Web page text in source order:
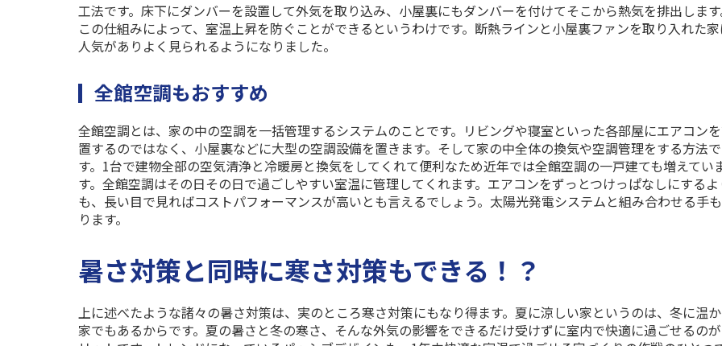
工法です。床下にダンバーを設置して外気を取り込み、小屋裏にもダンバーを付けてそこから熱気を排出します
この仕組みによって、室温上昇を防ぐことができるというわけです。断熱ラインと小屋裏ファンを取り入れた
人気がありよく見られるようになりました。
全館空調もおすすめ
全館空調とは、家の中の空調を一括管理するシステムのことです。リビングや寝室といった各部屋にエアコン
置するのではなく、小屋裏などに大型の空調設備を置きます。そして家の中全体の換気や空調管理をする方法で
す。 1台で建物全部の空気清浄と冷暖房と換気をしてくれて便利なため近年では全館空調の一戸建ても増えてい
す。全館空調はその日その日で過ごしやすい室温に管理してくれます。エアコンをずっとつけっぱなしにするよ
も、長い目で見ればコストパフォーマンスが高いとも言えるでしょう。太陽光発電システムと組み合わせる手
ります。
暑さ対策と同時に寒さ対策もできる！？
上に述べたような諸々の暑さ対策は、実のところ寒さ対策にもなり得ます。夏に涼しい家というのは、冬に温
家でもあるからです。夏の暑さと冬の寒さ、そんな外気の影響をできるだけ受けずに室内で快適に過ごせるの